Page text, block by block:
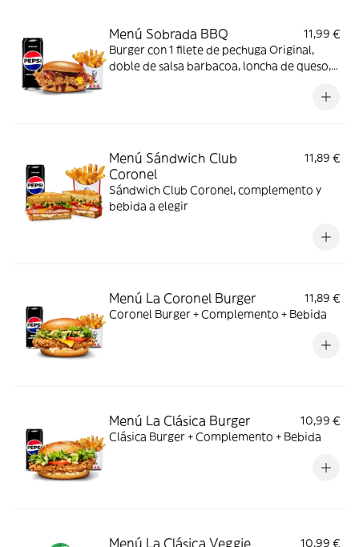
Menú Sobrada BBQ
11,99 €
Burger con 1 filete de pechuga Original,
doble de salsa barbacoa, loncha de queso,
Menú Sándwich Club
Coronel
11,89 €
Sándwich Club Coronel, complemento y
bebida a elegir
Menú La Coronel Burger
11,89 €
Coronel Burger + Complemento + Bebida
Menú La Clásica Burger
10,99 €
Clásica Burger + Complemento + Bebida
Menú La Clásica Veggie
10,99 €